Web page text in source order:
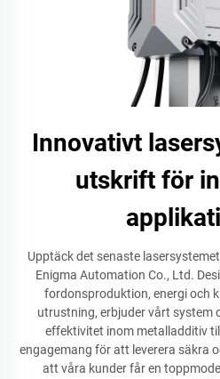
Innovativt
utskrift för
Upptäck det senaste
Enigma Automation Co., Ltd.
fordonsproduktion, energi och
utrustning, erbjuder vårt system
effektivitet inom metalladditiv
engagemang för att leverera säkra
att våra kunder får en